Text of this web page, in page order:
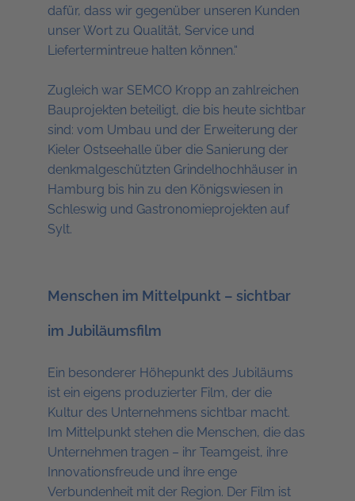
dafür, dass wir gegenüber unseren Kunden
unser Wort zu Qualität, Service und
Liefertermintreue halten können.“
Zugleich war SEMCO Kropp an zahlreichen
Bauprojekten beteiligt, die bis heute sichtbar
sind: vom Umbau und der Erweiterung der
Kieler Ostseehalle über die Sanierung der
denkmalgeschützten Grindelhochhäuser in
Hamburg bis hin zu den Königswiesen in
Schleswig und Gastronomieprojekten auf
Sylt.
Menschen im Mittelpunkt – sichtbar
im Jubiläumsfilm
Ein besonderer Höhepunkt des Jubiläums
ist ein eigens produzierter Film, der die
Kultur des Unternehmens sichtbar macht.
Im Mittelpunkt stehen die Menschen, die das
Unternehmen tragen – ihr Teamgeist, ihre
Innovationsfreude und ihre enge
Verbundenheit mit der Region. Der Film ist